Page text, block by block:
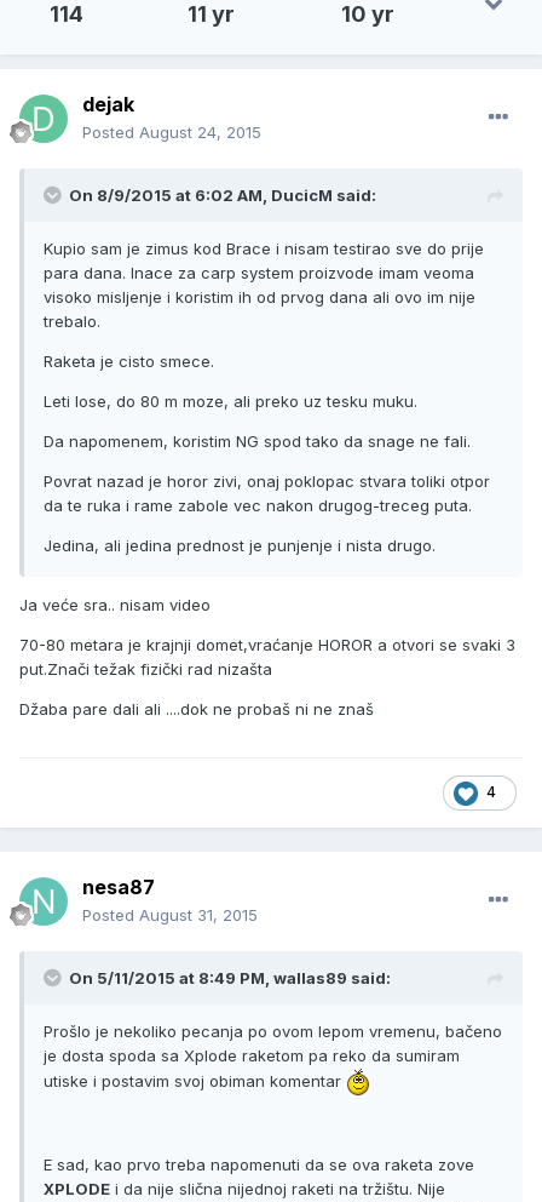
114 11 yr 10 yr
dejak
Posted August 24, 2015
On 8/9/2015 at 6:02 AM, DucicM said:
Kupio sam je zimus kod Brace i nisam testirao sve do prije
para dana. Inace za carp system proizvode imam veoma
visoko misljenje i koristim ih od prvog dana ali ovo im nije
trebalo.
Raketa je cisto smece.
Leti lose, do 80 m moze, ali preko uz tesku muku.
Da napomenem, koristim NG spod tako da snage ne fali.
Povrat nazad je horor zivi, onaj poklopac stvara toliki otpor
da te ruka i rame zabole vec nakon drugog-treceg puta.
Jedina, ali jedina prednost je punjenje i nista drugo.
Ja veće sra.. nisam video
70-80 metara je krajnji domet,vraćanje HOROR a otvori se svaki 3
put.Znači težak fizički rad nizašta
Džaba pare dali ali ....dok ne probaš ni ne znaš
4
nesa87
Posted August 31, 2015
On 5/11/2015 at 8:49 PM, wallas89 said:
Prošlo je nekoliko pecanja po ovom lepom vremenu, bačeno
je dosta spoda sa Xplode raketom pa reko da sumiram
utiske i postavim svoj obiman komentar
E sad, kao prvo treba napomenuti da se ova raketa zove
XPLODE i da nije slična nijednoj raketi na tržištu. Nije